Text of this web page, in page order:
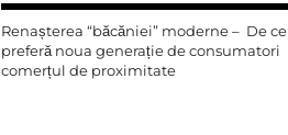
Renașterea “băcăniei” moderne – De ce
preferă noua generație de consumatori
comerțul de proximitate